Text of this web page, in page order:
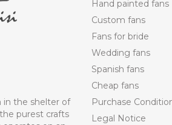
in the shelter of
purest crafts
Hand painted fans
Custom fans
Fans for bride
Wedding fans
Spanish fans
Cheap fans
Purchase
Legal Notice